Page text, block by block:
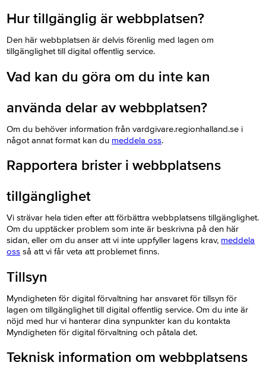
Hur tillgänglig är webbplatsen?
Den här webbplatsen är delvis förenlig med lagen om
tillgänglighet till digital offentlig service.
Vad kan du göra om du inte kan
använda delar av webbplatsen?
Om du behöver information från vardgivare.regionhalland.se i
något annat format kan du meddela oss.
Rapportera brister i webbplatsens
tillgänglighet
Vi strävar hela tiden efter att förbättra webbplatsens tillgänglighet.
Om du upptäcker problem som inte är beskrivna på den här
sidan, eller om du anser att vi inte uppfyller lagens krav, meddela
oss så att vi får veta att problemet finns.
Tillsyn
Myndigheten för digital förvaltning har ansvaret för tillsyn för
lagen om tillgänglighet till digital offentlig service. Om du inte är
nöjd med hur vi hanterar dina synpunkter kan du kontakta
Myndigheten för digital förvaltning och påtala det.
Teknisk information om webbplatsens